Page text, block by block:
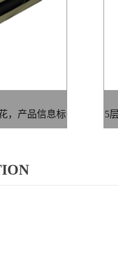
，产品信息标
5